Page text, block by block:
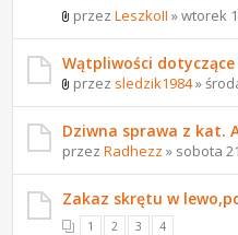
przezLeszkoII » wtorek
Wątpliwości
przez sledzik1984»
Dziwna sprawa z kat.
przezRadhezz » sobota
Zakaz skrętu w
1 2 3 4